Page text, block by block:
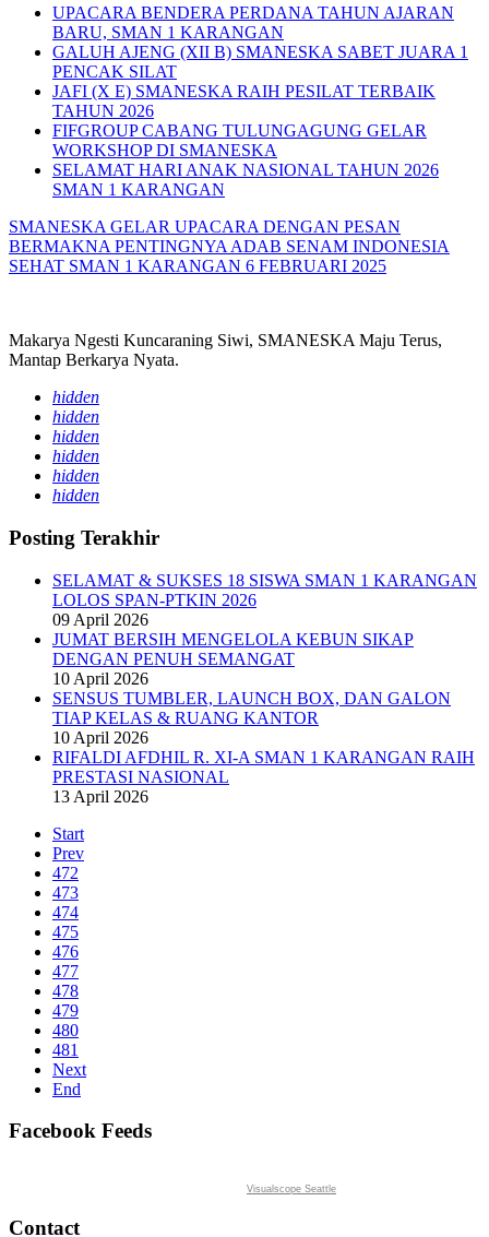
UPACARA BENDERA PERDANA TAHUN AJARAN
BARU, SMAN 1 KARANGAN
GALUH AJENG (XII B) SMANESKA SABET JUARA 1
PENCAK SILAT
JAFI (X E) SMANESKA RAIH PESILAT TERBAIK
TAHUN 2026
FIFGROUP CABANG TULUNGAGUNG GELAR
WORKSHOP DI SMANESKA
SELAMAT HARI ANAK NASIONAL TAHUN 2026
SMAN 1 KARANGAN
SMANESKA GELAR UPACARA DENGAN PESAN
BERMAKNA PENTINGNYA ADAB SENAM INDONESIA
SEHAT SMAN 1 KARANGAN 6 FEBRUARI 2025
Makarya Ngesti Kuncaraning Siwi, SMANESKA Maju Terus,
Mantap Berkarya Nyata.
hidden
hidden
hidden
hidden
hidden
hidden
Posting Terakhir
SELAMAT & SUKSES 18 SISWA SMAN 1 KARANGAN
LOLOS SPAN-PTKIN 2026
09 April 2026
JUMAT BERSIH MENGELOLA KEBUN SIKAP
DENGAN PENUH SEMANGAT
10 April 2026
SENSUS TUMBLER, LAUNCH BOX, DAN GALON
TIAP KELAS & RUANG KANTOR
10 April 2026
RIFALDI AFDHIL R. XI-A SMAN 1 KARANGAN RAIH
PRESTASI NASIONAL
13 April 2026
Start
Prev
472
473
474
475
476
477
478
479
480
481
Next
End
Facebook Feeds
Visualscope Seattle
Contact